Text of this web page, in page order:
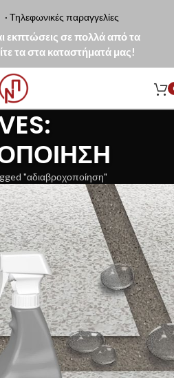
· Τηλεφωνικές παραγγελίες
εκπτώσεις σε πολλά από τα
τα στα καταστήματά μας!
"αδιαβροχοποίηση"